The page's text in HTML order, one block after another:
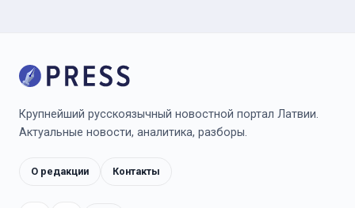
Крупнейший русскоязычный новостной портал Латвии.
Актуальные новости, аналитика, разборы.
О редакции Контакты